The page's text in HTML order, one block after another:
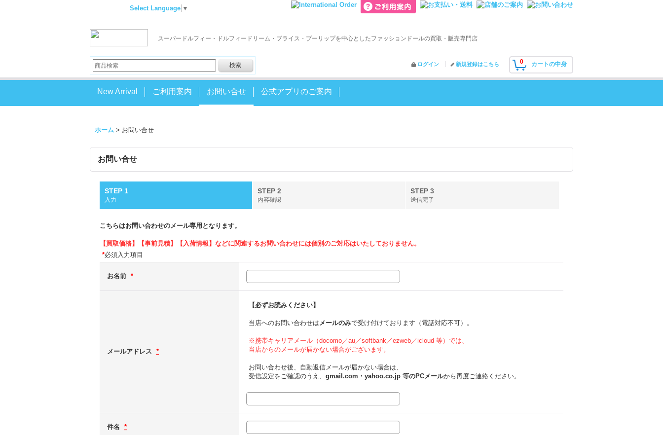
Select Language ▼
スーパードルフィー・ドルフィードリーム・ブライス・プーリップを中心としたファッションドールの買取・販売専門店
0 カートの中身
ログイン 新規登録はこちら
New Arrival ご利用案内 お問い合せ 公式アプリのご案内
ホーム > お問い合せ
お問い合せ
STEP 1
入力
STEP 2
内容確認
STEP 3
送信完了
こちらはお問い合わせのメール専用となります。
【買取価格】【事前見積】【入荷情報】などに関連するお問い合わせには個別のご対応はいたしておりません。
*必須入力項目
お名前 *
メールアドレス *
【必ずお読みください】
当店へのお問い合わせはメールのみで受け付けております（電話対応不可）。
※携帯キャリアメール（docomo／au／softbank／ezweb／icloud 等）では、
当店からのメールが届かない場合がございます。
お問い合わせ後、自動返信メールが届かない場合は、
受信設定をご確認のうえ、 gmail.com・yahoo.co.jp 等のPCメールから再度ご連絡ください。
件名 *